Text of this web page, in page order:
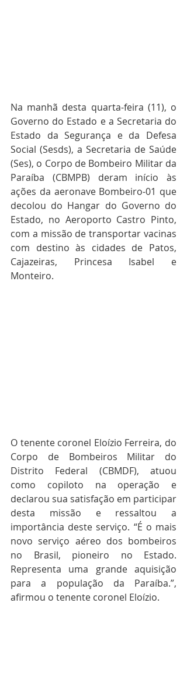
Na manhã desta quarta-feira (11), o
Governo do Estado e a Secretaria do
Estado da Segurança e da Defesa
Social (Sesds), a Secretaria de Saúde
(Ses), o Corpo de Bombeiro Militar da
Paraíba (CBMPB) deram início às
ações da aeronave Bombeiro-01 que
decolou do Hangar do Governo do
Estado, no Aeroporto Castro Pinto,
com a missão de transportar vacinas
com destino às cidades de Patos,
Cajazeiras, Princesa Isabel e
Monteiro.
O tenente coronel Eloízio Ferreira, do
Corpo de Bombeiros Militar do
Distrito Federal (CBMDF), atuou
como copiloto na operação e
declarou sua satisfação em participar
desta missão e ressaltou a
importância deste serviço. “É o mais
novo serviço aéreo dos bombeiros
no Brasil, pioneiro no Estado.
Representa uma grande aquisição
para a população da Paraíba.”,
afirmou o tenente coronel Eloízio.